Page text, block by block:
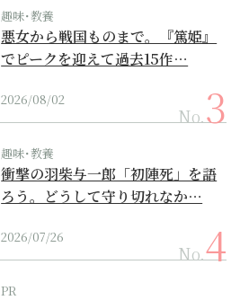
趣味･教養
悪女から戦国ものまで。『篤姫』
でピークを迎えて過去15作…
2026/08/02
No.
趣味･教養
衝撃の羽柴与一郎「初陣死」を語
ろう。どうして守り切れなか…
2026/07/26
No.
PR